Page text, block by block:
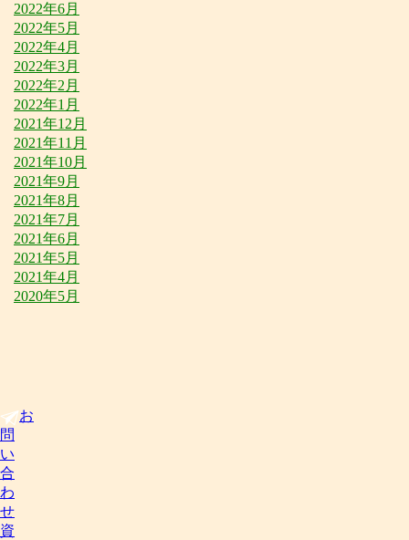
2022年6月
2022年5月
2022年4月
2022年3月
2022年2月
2022年1月
2021年12月
2021年11月
2021年10月
2021年9月
2021年8月
2021年7月
2021年6月
2021年5月
2021年4月
2020年5月
お
問
い
合
わ
せ
資